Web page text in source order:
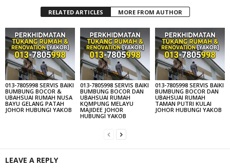
RELATED ARTICLES MORE FROM AUTHOR
013-7805998 SERVIS BAIKI
BUMBUNG BOCOR &
UBAHSUAI RUMAH NUSA
BAYU GELANG PATAH
JOHOR HUBUNGI YAKOB
013-7805998 SERVIS BAIKI
BUMBUNG BOCOR DAN
UBAHSUAI RUMAH
KQMPUNG MELAYU
MAJIDEE JOHOR
HUBUNGI YAKOB
013-7805998 SERVIS BAIKI
BUMBUNG BOCOR DAN
UBAHSUAI RUMAH
TAMAN PUTRI KULAI
JOHOR HUBUNGI YAKOB
LEAVE A REPLY